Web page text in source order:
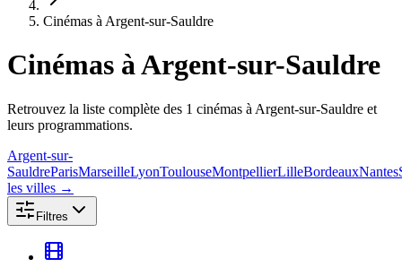
Cinémas à Argent-sur-Sauldre
Cinémas à Argent-sur-Sauldre
Retrouvez la liste complète des 1 cinémas à Argent-sur-Sauldre et
leurs programmations.
Argent-sur-
SauldreParisMarseilleLyonToulouseMontpellierLilleBordeauxNantes
les villes →
Filtres